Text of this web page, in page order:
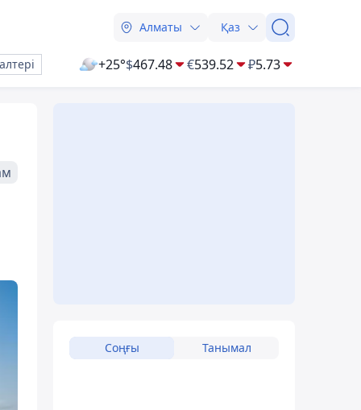
Алматы Қаз
+25°$467.48 €539.52 ₽5.73
Соңғы Танымал